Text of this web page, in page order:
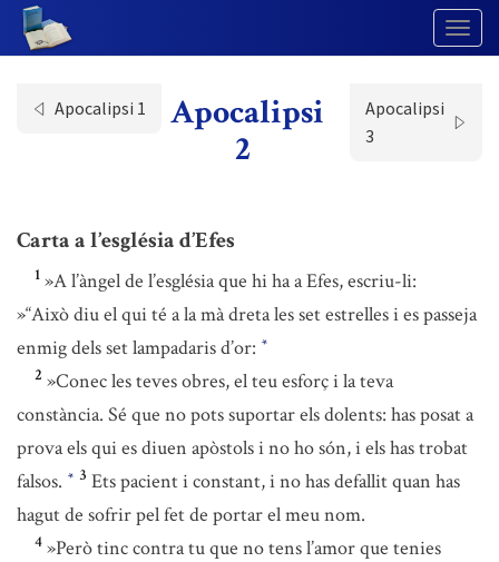
Apocalipsi 1
Apocalipsi
2
Apocalipsi
3
Carta a l’església d’Efes
1 »A l’àngel de l’església que hi ha a Efes, escriu-li:
»“Això diu el qui té a la mà dreta les set estrelles i es passeja
enmig dels set lampadaris d’or: *
2 »Conec les teves obres, el teu esforç i la teva
constància. Sé que no pots suportar els dolents: has posat a
prova els qui es diuen apòstols i no ho són, i els has trobat
falsos. * 3 Ets pacient i constant, i no has defallit quan has
hagut de sofrir pel fet de portar el meu nom.
4 »Però tinc contra tu que no tens l’amor que tenies